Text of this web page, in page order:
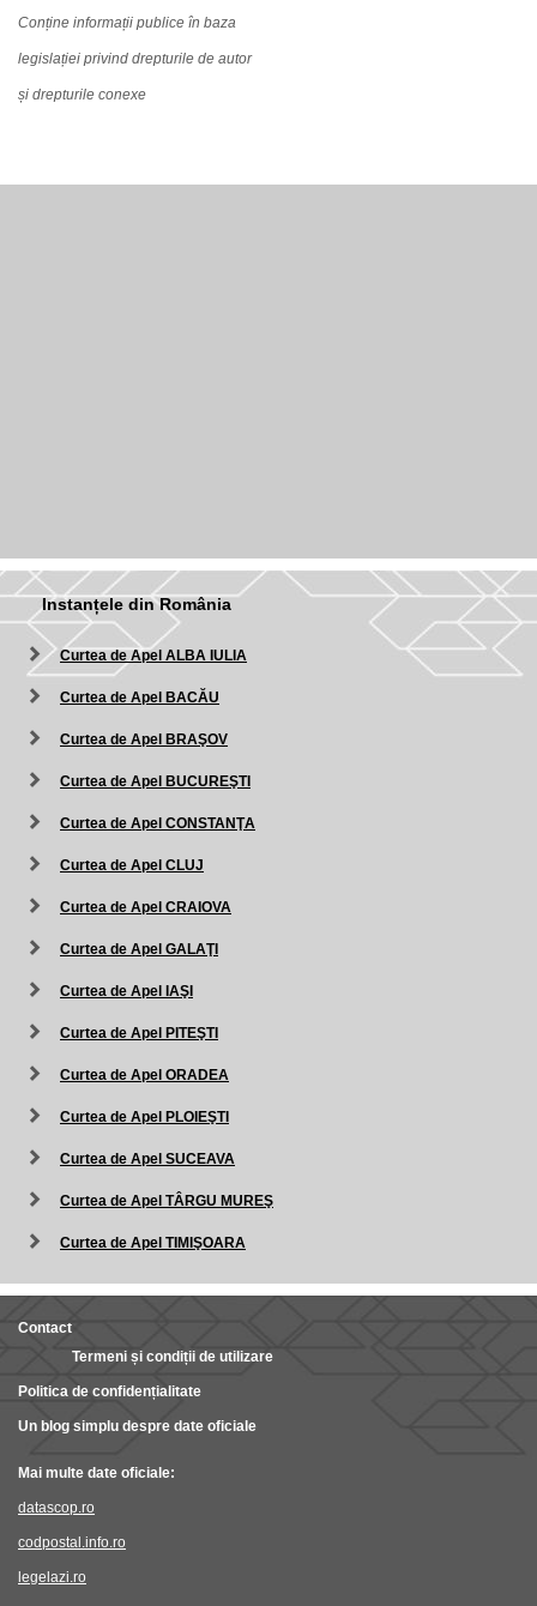
Conține informații publice în baza
legislației privind drepturile de autor
și drepturile conexe
Instanțele din România
Curtea de Apel ALBA IULIA
Curtea de Apel BACĂU
Curtea de Apel BRAŞOV
Curtea de Apel BUCUREŞTI
Curtea de Apel CONSTANŢA
Curtea de Apel CLUJ
Curtea de Apel CRAIOVA
Curtea de Apel GALAŢI
Curtea de Apel IAŞI
Curtea de Apel PITEŞTI
Curtea de Apel ORADEA
Curtea de Apel PLOIEŞTI
Curtea de Apel SUCEAVA
Curtea de Apel TÂRGU MUREŞ
Curtea de Apel TIMIŞOARA
Contact
Termeni și condiții de utilizare
Politica de confidențialitate
Un blog simplu despre date oficiale
Mai multe date oficiale:
datascop.ro
codpostal.info.ro
legelazi.ro